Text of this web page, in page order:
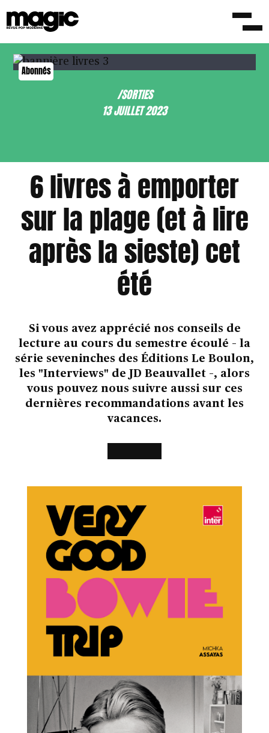
Abonnés
/SORTIES
13 JUILLET 2023
6 livres à emporter
sur la plage (et à lire
après la sieste) cet
été
Si vous avez apprécié nos conseils de
lecture au cours du semestre écoulé – la
série seveninches des Éditions Le Boulon,
les "Interviews" de JD Beauvallet –, alors
vous pouvez nous suivre aussi sur ces
dernières recommandations avant les
vacances.